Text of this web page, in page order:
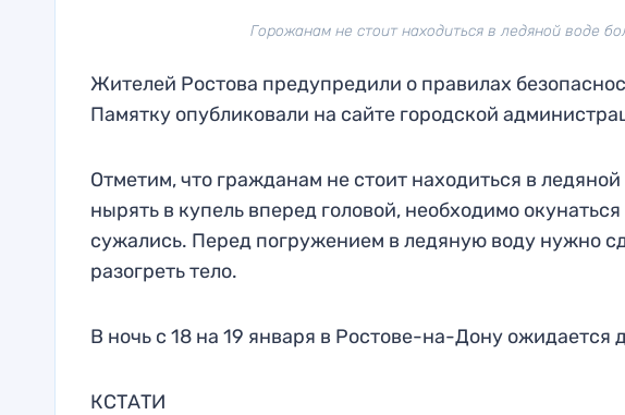
Горожанам не стоит находиться в ледяной воде
Жителей Ростова предупредили о правилах
Памятку опубликовали на сайте городской
Отметим, что гражданам не стоит находиться в
нырять в купель вперед головой, необходимо
сужались. Перед погружением в ледяную воду нужно
разогреть тело.
В ночь с 18 на 19 января в Ростове-на-Дону ожидается
КСТАТИ